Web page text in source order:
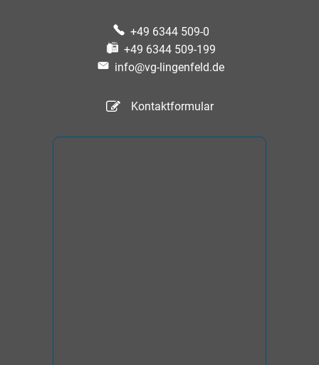
+49 6344 509-0
+49 6344 509-199
info@vg-lingenfeld.de
Kontaktformular